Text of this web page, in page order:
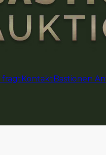
fragtKontaktBastionen